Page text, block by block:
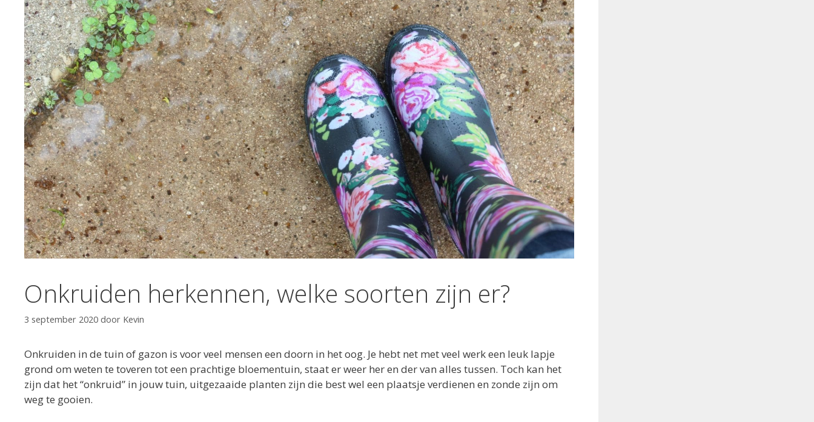
Onkruiden herkennen, welke soorten zijn er?
3 september 2020 door Kevin
Onkruiden in de tuin of gazon is voor veel mensen een doorn in het oog. Je hebt net met veel werk een leuk lapje
grond om weten te toveren tot een prachtige bloementuin, staat er weer her en der van alles tussen. Toch kan het
zijn dat het “onkruid” in jouw tuin, uitgezaaide planten zijn die best wel een plaatsje verdienen en zonde zijn om
weg te gooien.